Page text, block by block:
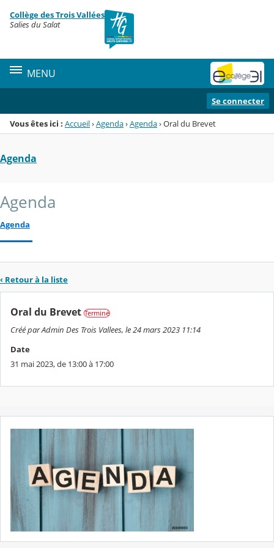
Menu de la rubrique
Contenu
Collège des Trois Vallées
Salies du Salat
MENU
Se connecter
Vous êtes ici : Accueil›Agenda›Agenda›Oral du Brevet
Agenda
Agenda
Agenda
‹ Retour à la liste
Oral du Brevet Terminé
Créé par Admin Des Trois Vallees, le 24 mars 2023 11:14
Date
31 mai 2023, de 13:00 à 17:00